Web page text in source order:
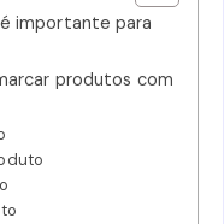
importante para
produtos com